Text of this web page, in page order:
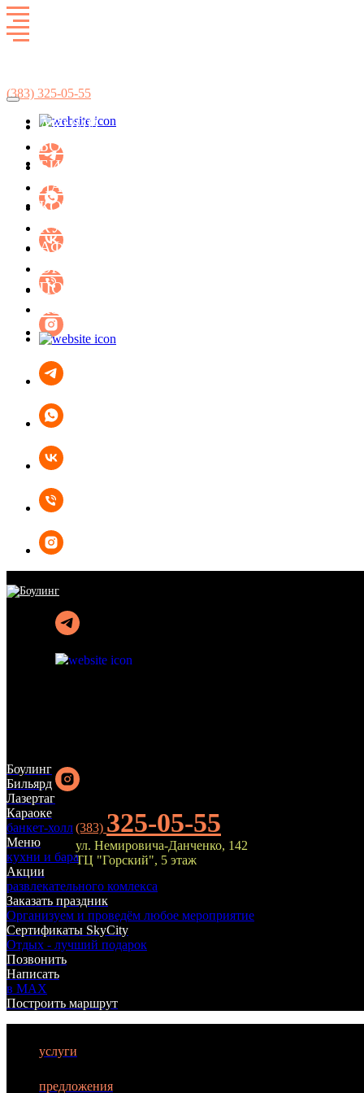
(383) 325-05-55
АКЦИИ
БОУЛИНГ
БИЛЬЯРД
ЛАЗЕРТАГ
КОНЦЕРТ-ХОЛЛ ФАСОЛЬ
КУХНЯ
АФИША МЕРОПРИЯТИЙ
ОРГАНИЗАЦИЯ ПРАЗДНИКОВ
ПОДАРОЧНЫЕ СЕРТИФИКАТЫ
КОНТАКТЫ
(383) 325-05-55
ул. Немировича-Данченко, 142
ТЦ "Горский", 5 этаж
БИЛЬЯРД
ЛАЗЕРТАГ
БОУЛИНГ
КАРАОКЕ
КУХНЯ
АФИША
БИЛЬЯРД
ЛАЗЕРТАГ
БОУЛИНГ
КУХНЯ
АФИША
АКЦИИ
ПОДАРОЧНЫЕ СЕРТИФИКАТЫ
Боулинг
Бильярд
Лазертаг
Караоке
банкет-холл
Меню
кухни и бара
Акции
развлекательного комлекса
Заказать праздник
Организуем и проведём любое мероприятие
Сертификаты SkyCity
Отдых - лучший подарок
Позвонить
Написать
в MAX
Построить маршрут
услуги
предложения